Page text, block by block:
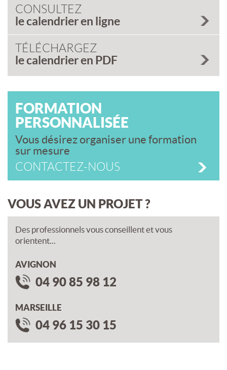
CONSULTEZ
le calendrier en ligne
TÉLÉCHARGEZ
le calendrier en PDF
FORMATION
PERSONNALISÉE
Vous désirez organiser une formation
sur mesure
CONTACTEZ-NOUS
VOUS AVEZ UN PROJET ?
Des professionnels vous conseillent et vous
orientent...
AVIGNON
04 90 85 98 12
MARSEILLE
04 96 15 30 15